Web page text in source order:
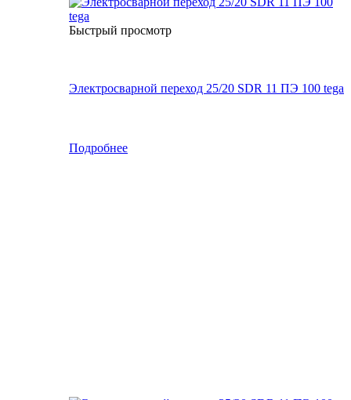
Быстрый просмотр
Электросварной переход 25/20 SDR 11 ПЭ 100 tega
Подробнее